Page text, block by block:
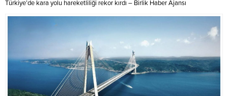
Türkiye’de kara yolu hareketliliği rekor kırdı – Birlik Haber Ajansı